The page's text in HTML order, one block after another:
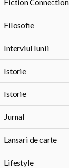
Fiction Connection
Filosofie
Interviul lunii
Istorie
Istorie
Jurnal
Lansari de carte
Lifestyle